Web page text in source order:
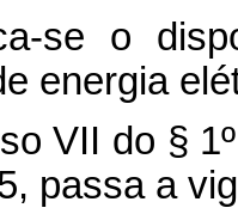
se o
energia
VII do §
passa a